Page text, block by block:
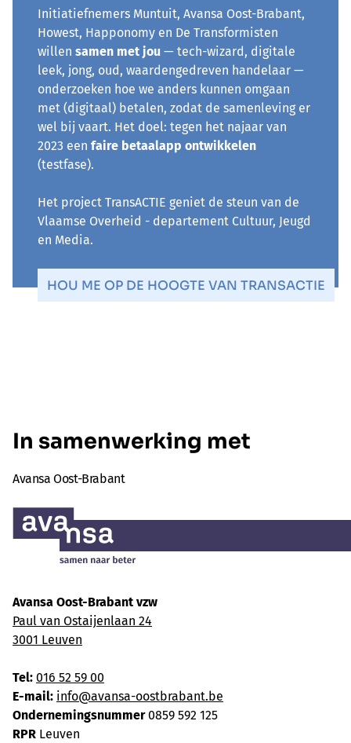
Initiatiefnemers Muntuit, Avansa Oost-Brabant,
Howest, Happonomy en De Transformisten
willen samen met jou — tech-wizard, digitale
leek, jong, oud, waardengedreven handelaar —
onderzoeken hoe we anders kunnen omgaan
met (digitaal) betalen, zodat de samenleving er
wel bij vaart. Het doel: tegen het najaar van
2023 een faire betaalapp ontwikkelen
(testfase).
Het project TransACTIE geniet de steun van de
Vlaamse Overheid - departement Cultuur, Jeugd
en Media.
HOU ME OP DE HOOGTE VAN TRANSACTIE
In samenwerking met
Avansa Oost-Brabant
Avansa Oost-Brabant vzw
Paul van Ostaijenlaan 24
3001 Leuven
Tel: 016 52 59 00
E-mail: info@avansa-oostbrabant.be
Ondernemingsnummer0859 592 125
RPR Leuven